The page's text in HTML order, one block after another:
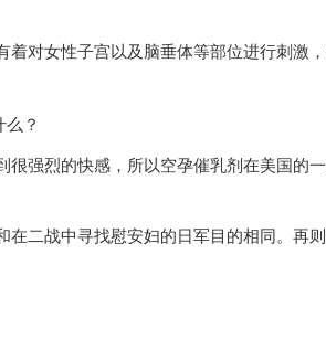
着对女性子宫以及脑垂体等部位进行刺激
强烈的快感，所以空孕催乳剂在美国的
二战中寻找慰安妇的日军目的相同。再